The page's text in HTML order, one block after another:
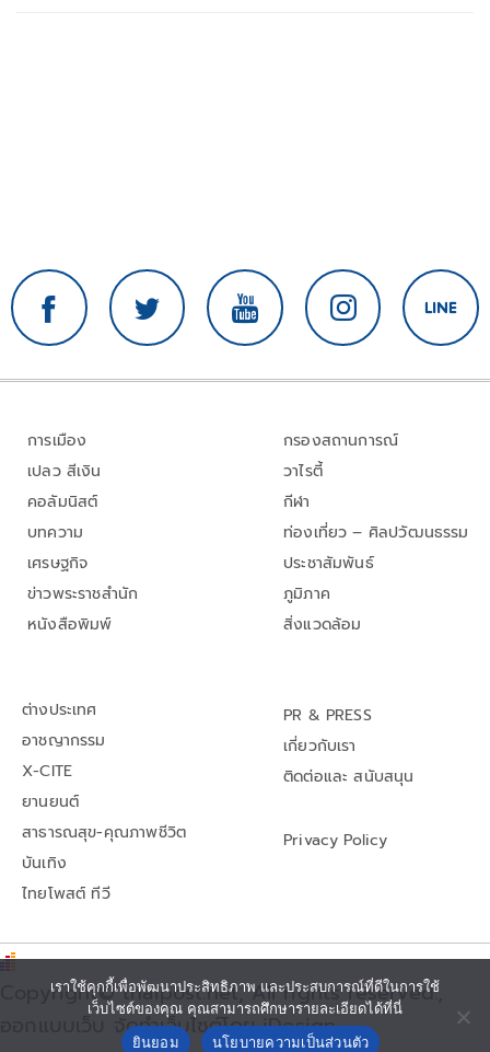
การเมือง
เปลว สีเงิน
คอลัมนิสต์
บทความ
เศรษฐกิจ
ข่าวพระราชสำนัก
หนังสือพิมพ์
กรองสถานการณ์
วาไรตี้
กีฬา
ท่องเที่ยว – ศิลปวัฒนธรรม
ประชาสัมพันธ์
ภูมิภาค
สิ่งแวดล้อม
ต่างประเทศ
อาชญากรรม
X-CITE
ยานยนต์
สาธารณสุข-คุณภาพชีวิต
บันเทิง
ไทยโพสต์ ทีวี
PR & PRESS
เกี่ยวกับเรา
ติดต่อและ สนับสนุน
Privacy Policy
Copyright© thaipost.net, All rights reserved.,
ออกแบบเว็บ จัดทำเว็บไซต์โดย iDesign
เราใช้คุกกี้เพื่อพัฒนาประสิทธิภาพ และประสบการณ์ที่ดีในการใช้
เว็บไซต์ของคุณ คุณสามารถศึกษารายละเอียดได้ที่นี่
ยินยอม
นโยบายความเป็นส่วนตัว